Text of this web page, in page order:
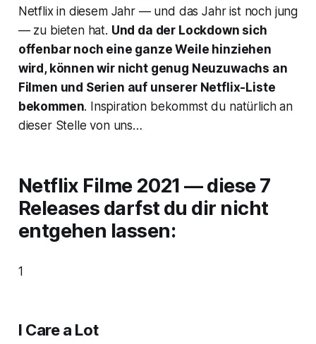
Netflix in diesem Jahr — und das Jahr ist noch jung
— zu bieten hat. Und da der Lockdown sich
offenbar noch eine ganze Weile hinziehen
wird, können wir nicht genug Neuzuwachs an
Filmen und Serien auf unserer Netflix-Liste
bekommen. Inspiration bekommst du natürlich an
dieser Stelle von uns…
Netflix Filme 2021 — diese 7
Releases darfst du dir nicht
entgehen lassen:
1
I Care a Lot